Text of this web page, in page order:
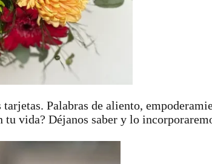
Palabras de aliento,
vida? Déjanos saber y lo